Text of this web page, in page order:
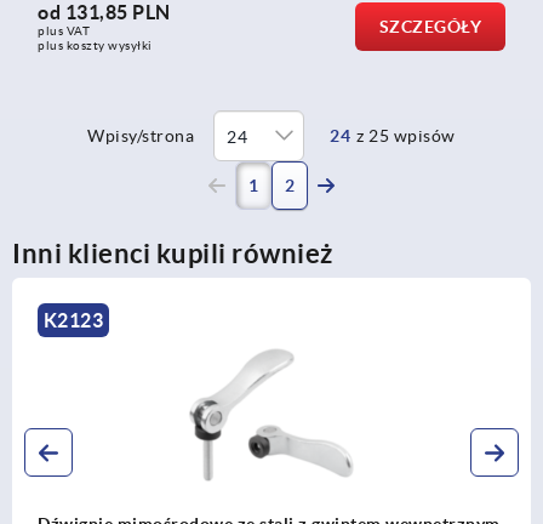
od 131,85 PLN
plus VAT
plus koszty wysyłki
SZCZEGÓŁY
Wpisy/strona 24 z 25 wpisów
1 (current)
2
Inni klienci kupili również
K2121